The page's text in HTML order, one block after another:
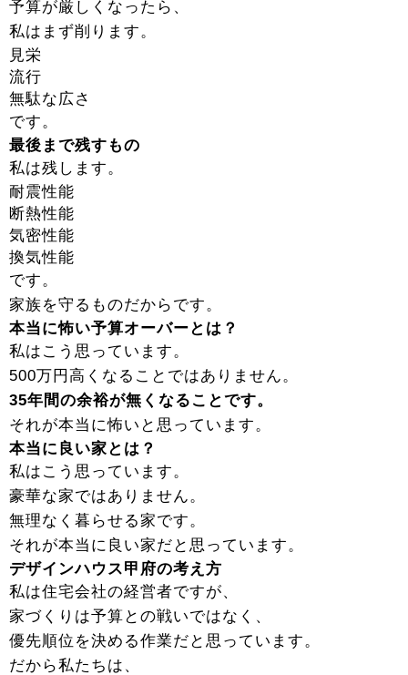
予算が厳しくなったら、
私はまず削ります。
見栄
流行
無駄な広さ
です。
最後まで残すもの
私は残します。
耐震性能
断熱性能
気密性能
換気性能
です。
家族を守るものだからです。
本当に怖い予算オーバーとは？
私はこう思っています。
500万円高くなることではありません。
35年間の余裕が無くなることです。
それが本当に怖いと思っています。
本当に良い家とは？
私はこう思っています。
豪華な家ではありません。
無理なく暮らせる家です。
それが本当に良い家だと思っています。
デザインハウス甲府の考え方
私は住宅会社の経営者ですが、
家づくりは予算との戦いではなく、
優先順位を決める作業だと思っています。
だから私たちは、